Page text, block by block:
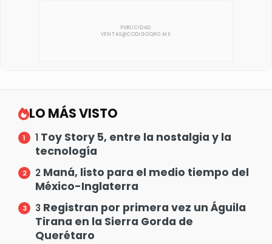
LO MÁS VISTO
1 Toy Story 5, entre la nostalgia y la
tecnología
2 Maná, listo para el medio tiempo del
México-Inglaterra
3 Registran por primera vez un Águila
Tirana en la Sierra Gorda de
Querétaro